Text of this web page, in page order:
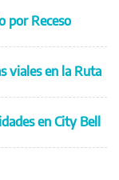
por Receso
viales en la Ruta
en City Bell